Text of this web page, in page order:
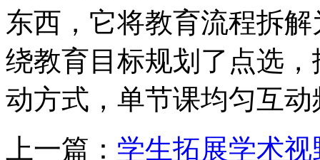
东西，它将教育流程拆
绕教育目标规划了点选
动方式，单节课均匀互
上一篇： 学生拓展学术